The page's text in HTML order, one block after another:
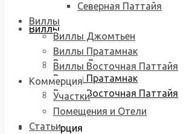
Виллы
Виллы Джомтьен
Виллы Пратамнак
Виллы Восточная Паттайя
Коммерция
Северная Паттайя
Виллы
Виллы Джомтьен
Виллы Пратамнак
Виллы Восточная Паттайя
Коммерция
Участки
Помещения и Отели
Статьи